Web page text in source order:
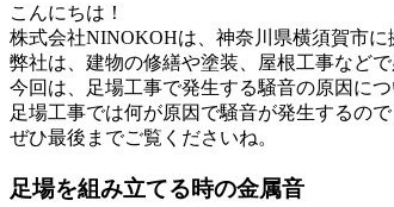
こんにちは！
株式会社NINOKOHは、神奈川県横須賀市
弊社は、建物の修繕や塗装、屋根工事など
今回は、足場工事で発生する騒音の原因に
足場工事では何が原因で騒音が発生するので
ぜひ最後までご覧くださいね。
足場を組み立てる時の金属音